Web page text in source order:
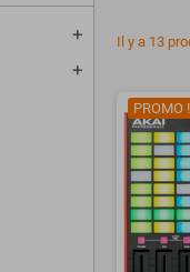
Il y a 13
PROMO !